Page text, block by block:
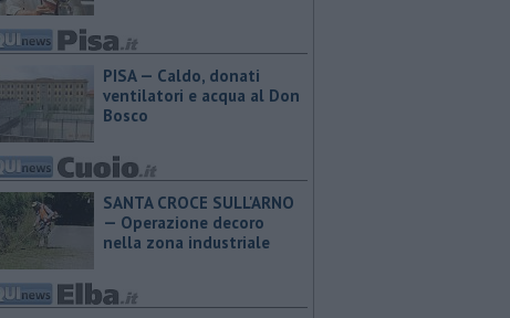
PISA — Caldo, donati
ventilatori e acqua al Don
Bosco
SANTA CROCE SULL'ARNO
— Operazione decoro
nella zona industriale